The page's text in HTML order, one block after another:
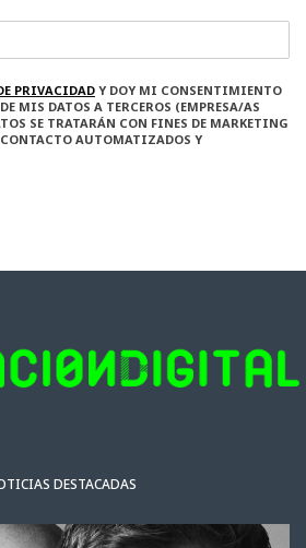
PRIVACIDAD Y DOY MI CONSENTIMIENTO
MIS DATOS A TERCEROS (EMPRESA/AS
SE TRATARÁN CON FINES DE MARKETING
CONTACTO AUTOMATIZADOS Y
DESTACADAS